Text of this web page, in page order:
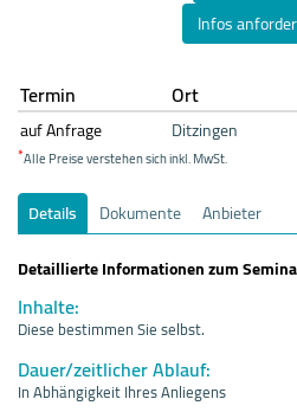
Infos
Termin Ort
auf Anfrage Ditzingen
*Alle Preise verstehen sich inkl. MwSt.
Details Dokumente
Anbieter
Detaillierte Informationen zum
Inhalte:
Diese bestimmen Sie selbst.
Dauer/zeitlicher Ablauf:
In Abhängigkeit Ihres Anliegens